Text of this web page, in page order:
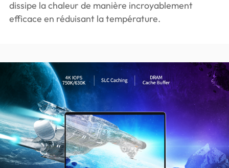
dissipe la chaleur de manière incroyablement
efficace en réduisant la température.